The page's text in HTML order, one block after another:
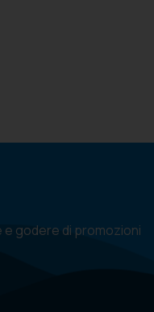
godere di promozioni